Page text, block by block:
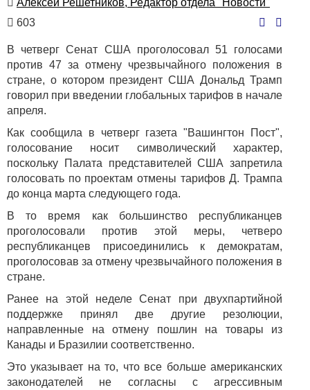
Количество
603
В четверг Сенат США проголосовал 51 голосами
против 47 за отмену чрезвычайного положения в
стране, о котором президент США Дональд Трамп
говорил при введении глобальных тарифов в начале
апреля.
Как сообщила в четверг газета "Вашингтон Пост",
голосование носит символический характер,
поскольку Палата представителей США запретила
голосовать по проектам отмены тарифов Д. Трампа
до конца марта следующего года.
В то время как большинство республиканцев
проголосовали против этой меры, четверо
республиканцев присоединились к демократам,
проголосовав за отмену чрезвычайного положения в
стране.
Ранее на этой неделе Сенат при двухпартийной
поддержке принял две другие резолюции,
направленные на отмену пошлин на товары из
Канады и Бразилии соответственно.
Это указывает на то, что все больше американских
законодателей не согласны с агрессивным